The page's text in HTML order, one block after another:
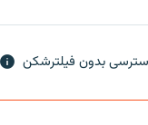
بدون فیلترشکن